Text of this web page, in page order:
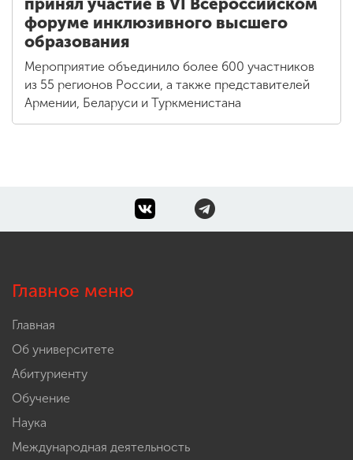
РУМЦ Мининского университета
принял участие в VI Всероссийском
форуме инклюзивного высшего
образования
Мероприятие объединило более 600 участников
из 55 регионов России, а также представителей
Главное меню
Главная
Об университете
Абитуриенту
Обучение
Наука